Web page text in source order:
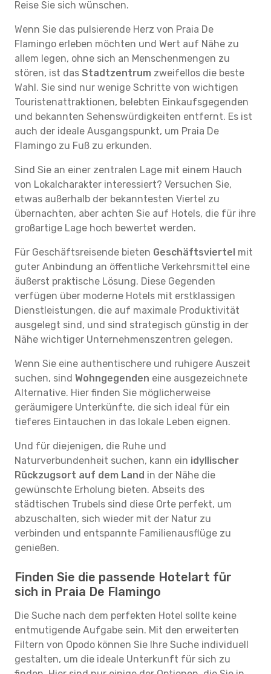
Reise Sie sich wünschen.
Wenn Sie das pulsierende Herz von Praia De
Flamingo erleben möchten und Wert auf Nähe zu
allem legen, ohne sich an Menschenmengen zu
stören, ist das Stadtzentrum zweifellos die beste
Wahl. Sie sind nur wenige Schritte von wichtigen
Touristenattraktionen, belebten Einkaufsgegenden
und bekannten Sehenswürdigkeiten entfernt. Es ist
auch der ideale Ausgangspunkt, um Praia De
Flamingo zu Fuß zu erkunden.
Sind Sie an einer zentralen Lage mit einem Hauch
von Lokalcharakter interessiert? Versuchen Sie,
etwas außerhalb der bekanntesten Viertel zu
übernachten, aber achten Sie auf Hotels, die für ihre
großartige Lage hoch bewertet werden.
Für Geschäftsreisende bieten Geschäftsviertel mit
guter Anbindung an öffentliche Verkehrsmittel eine
äußerst praktische Lösung. Diese Gegenden
verfügen über moderne Hotels mit erstklassigen
Dienstleistungen, die auf maximale Produktivität
ausgelegt sind, und sind strategisch günstig in der
Nähe wichtiger Unternehmenszentren gelegen.
Wenn Sie eine authentischere und ruhigere Auszeit
suchen, sind Wohngegenden eine ausgezeichnete
Alternative. Hier finden Sie möglicherweise
geräumigere Unterkünfte, die sich ideal für ein
tieferes Eintauchen in das lokale Leben eignen.
Und für diejenigen, die Ruhe und
Naturverbundenheit suchen, kann ein idyllischer
Rückzugsort auf dem Land in der Nähe die
gewünschte Erholung bieten. Abseits des
städtischen Trubels sind diese Orte perfekt, um
abzuschalten, sich wieder mit der Natur zu
verbinden und entspannte Familienausflüge zu
genießen.
Finden Sie die passende Hotelart für
sich in Praia De Flamingo
Die Suche nach dem perfekten Hotel sollte keine
entmutigende Aufgabe sein. Mit den erweiterten
Filtern von Opodo können Sie Ihre Suche individuell
gestalten, um die ideale Unterkunft für sich zu